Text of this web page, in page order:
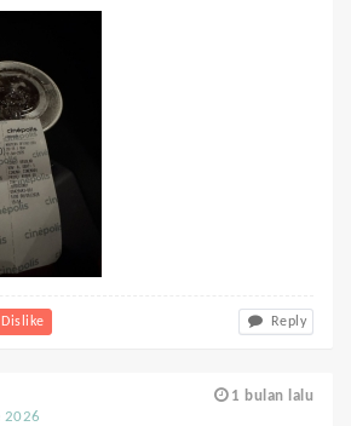
Dislike Reply
1 bulan lalu
2026